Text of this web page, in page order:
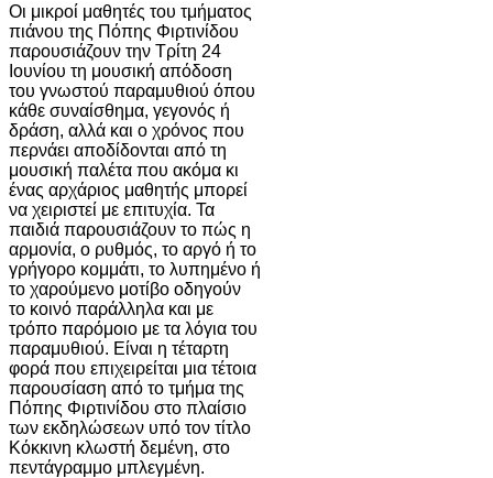
Οι μικροί μαθητές του τμήματος
πιάνου της Πόπης Φιρτινίδου
παρουσιάζουν την Τρίτη 24
Ιουνίου τη μουσική απόδοση
του γνωστού παραμυθιού όπου
κάθε συναίσθημα, γεγονός ή
δράση, αλλά και ο χρόνος που
περνάει αποδίδονται από τη
μουσική παλέτα που ακόμα κι
ένας αρχάριος μαθητής μπορεί
να χειριστεί με επιτυχία. Τα
παιδιά παρουσιάζουν το πώς η
αρμονία, ο ρυθμός, το αργό ή το
γρήγορο κομμάτι, το λυπημένο ή
το χαρούμενο μοτίβο οδηγούν
το κοινό παράλληλα και με
τρόπο παρόμοιο με τα λόγια του
παραμυθιού. Είναι η τέταρτη
φορά που επιχειρείται μια τέτοια
παρουσίαση από το τμήμα της
Πόπης Φιρτινίδου στο πλαίσιο
των εκδηλώσεων υπό τον τίτλο
Κόκκινη κλωστή δεμένη, στο
πεντάγραμμο μπλεγμένη.